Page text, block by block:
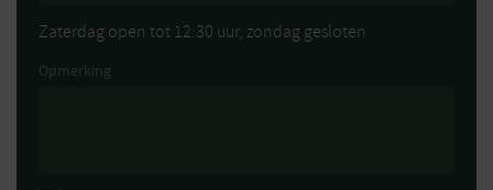
Zaterdag open tot 12:30 uur, zondag gesloten
Opmerking